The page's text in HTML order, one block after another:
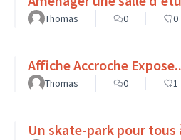
Thomas 0 0
Affiche Accroche
Thomas 0 1
Un skate-park pour tous